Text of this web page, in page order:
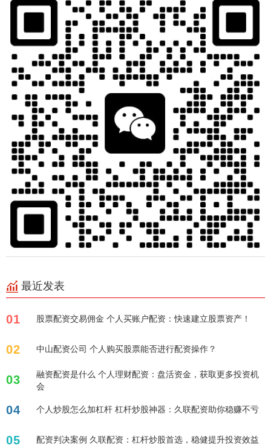
最近发表
01 股票配资交易佣金 个人买账户配资：快速建立股票资产！
02 中山配资公司 个人购买股票能否进行配资操作？
03
融资配资是什么 个人理财配资：盘活资金，获取更多投资机
会
04 个人炒股怎么加杠杆 杠杆炒股神器：久联配资助你稳赚不亏
05 配资判决案例 久联配资：杠杆炒股首选，稳健提升投资效益